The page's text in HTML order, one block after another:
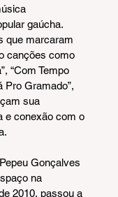
gaúcha.
que marcaram
canções como
“Com Tempo
Pro Gramado”,
sua
e conexão com o
Gonçalves
na
2010, passou a